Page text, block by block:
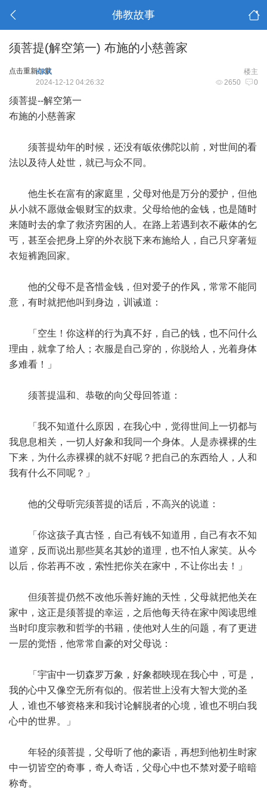
佛教故事
须菩提(解空第一) 布施的小慈善家
点击重新加载 楼主
KKK
2650 0
2024-12-12 04:26:32
须菩提--解空第一
布施的小慈善家
须菩提幼年的时候，还没有皈依佛陀以前，对世间的看
法以及待人处世，就已与众不同。
他生长在富有的家庭里，父母对他是万分的爱护，但他
从小就不愿做金银财宝的奴隶。父母给他的金钱，也是随时
来随时去的拿了救济穷困的人。在路上若遇到衣不蔽体的乞
丐，甚至会把身上穿的外衣脱下来布施给人，自己只穿著短
衣短裤跑回家。
他的父母不是吝惜金钱，但对爱子的作风，常常不能同
意，有时就把他叫到身边，训诫道：
「空生！你这样的行为真不好，自己的钱，也不问什么
理由，就拿了给人；衣服是自己穿的，你脱给人，光着身体
多难看！」
须菩提温和、恭敬的向父母回答道：
「我不知道什么原因，在我心中，觉得世间上一切都与
我息息相关，一切人好象和我同一个身体。人是赤裸裸的生
下来，为什么赤裸裸的就不好呢？把自己的东西给人，人和
我有什么不同呢？」
他的父母听完须菩提的话后，不高兴的说道：
「你这孩子真古怪，自己有钱不知道用，自己有衣不知
道穿，反而说出那些莫名其妙的道理，也不怕人家笑。从今
以后，你若再不改，索性把你关在家中，不让你出去！」
但须菩提仍然不改他乐善好施的天性，父母就把他关在
家中，这正是须菩提的幸运，之后他每天待在家中阅读思维
当时印度宗教和哲学的书籍，使他对人生的问题，有了更进
一层的觉悟，他常常自豪的对父母说：
「宇宙中一切森罗万象，好象都映现在我心中，可是，
我的心中又像空无所有似的。假若世上没有大智大觉的圣
人，谁也不够资格来和我讨论解脱者的心境，谁也不明白我
心中的世界。」
年轻的须菩提，父母听了他的豪语，再想到他初生时家
中一切皆空的奇事，奇人奇话，父母心中也不禁对爱子暗暗
称奇。